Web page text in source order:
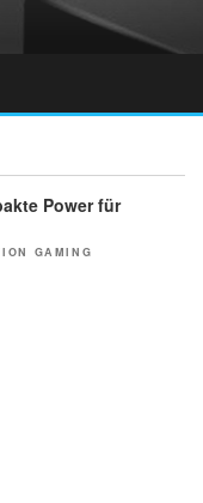
Power für
GAMING